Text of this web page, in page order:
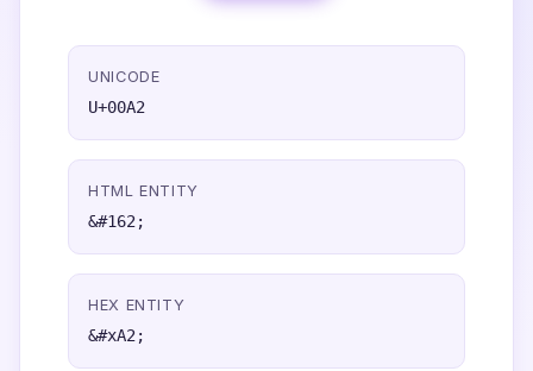
UNICODE
U+00A2
HTML ENTITY
&#162;
HEX ENTITY
&#xA2;